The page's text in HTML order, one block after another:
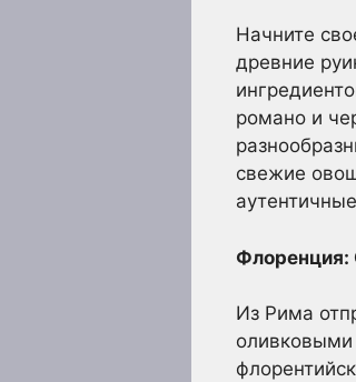
Начните
древние
романо и
свежие
Флоренция:
Из Рима
оливковыми